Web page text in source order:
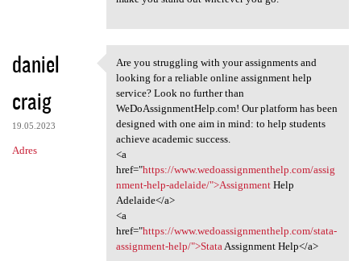
daniel
craig
19.05.2023
Adres
Are you struggling with your
Are you struggling with your assignments and
looking for a reliable online assignment help
service? Look no further than
WeDoAssignmentHelp.com! Our platform has been
designed with one aim in mind: to help students
achieve academic success.
<a
href="https://www.wedoassignmenthelp.com/assig
nment-help-adelaide/">AssignmentHelp
Adelaide</a>
<a
href="https://www.wedoassignmenthelp.com/stata-
assignment-help/">Stata Assignment Help</a>